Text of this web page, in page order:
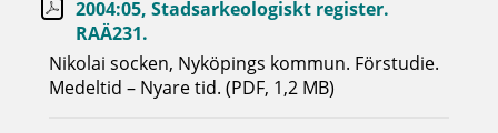
2004:05, Stadsarkeologiskt register.
RAÄ231.
Nikolai socken, Nyköpings kommun. Förstudie.
Medeltid – Nyare tid. (PDF, 1,2 MB)